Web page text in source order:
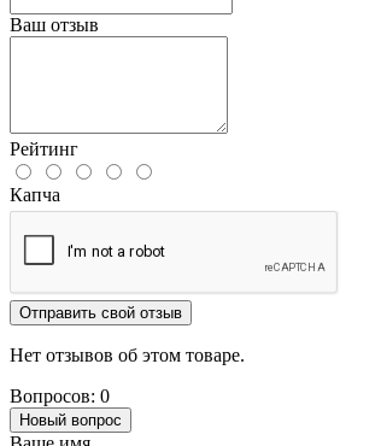
Ваш отзыв
Рейтинг
Капча
Отправить свой отзыв
Нет отзывов об этом товаре.
Вопросов: 0
Новый вопрос